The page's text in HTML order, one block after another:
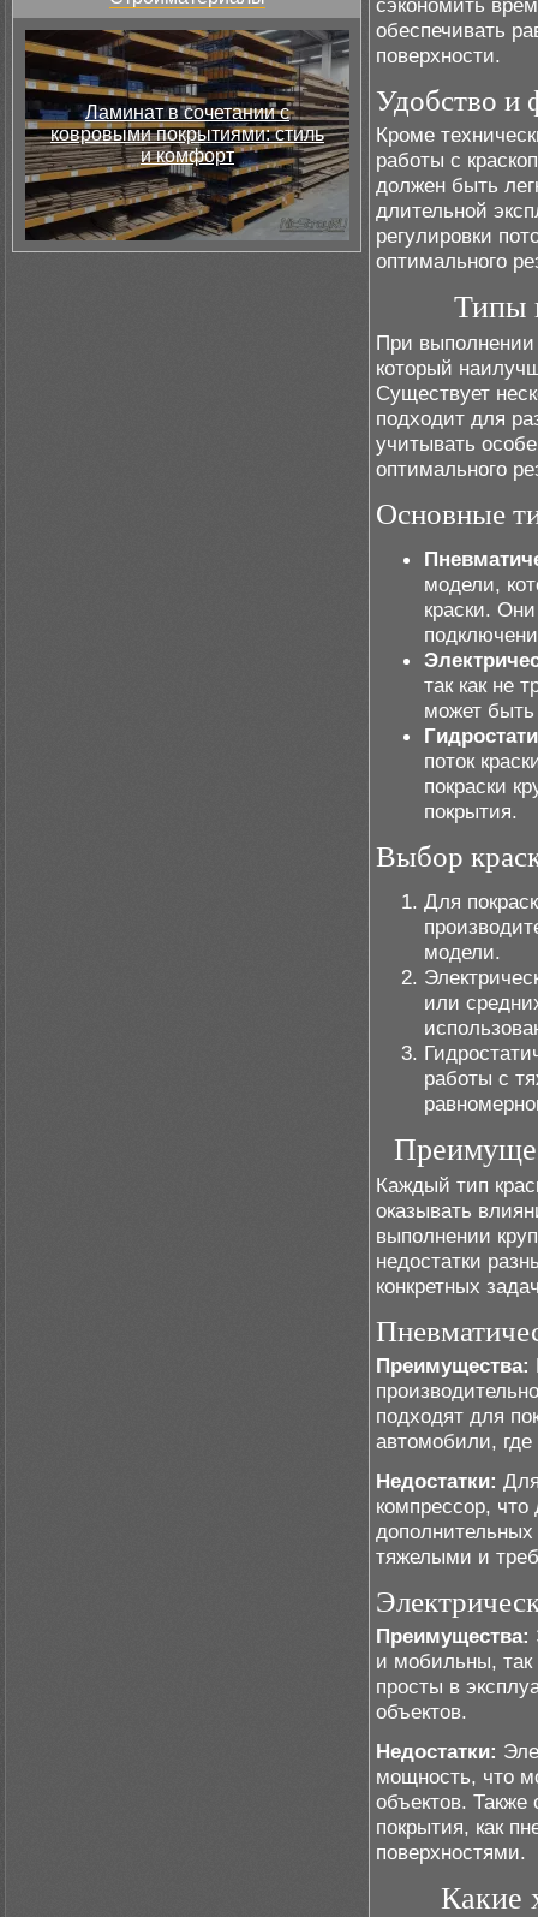
Ламинат в сочетании с
ковровыми покрытиями: стиль
и комфорт
сэкономить
обеспечивать
поверхности.
Удобство и
Кроме
работы с
должен быть
длительной
регулировки
оптимального
Типы
При выполнении
который
Существует
подходит для
учитывать
оптимального
Основные
модели,
краски.
так как не
может быть
поток
покраски
покрытия.
Выбор
Для
модели.
или
работы с
Каждый тип
оказывать
выполнении
недостатки
конкретных
Преимущества:
подходят для
автомобили,
Недостатки:
компрессор,
тяжелыми и
Преимущества:
и мобильны, так
просты в
объектов.
Недостатки:
мощность, что
объектов. Также
покрытия, как
поверхностями.
Какие